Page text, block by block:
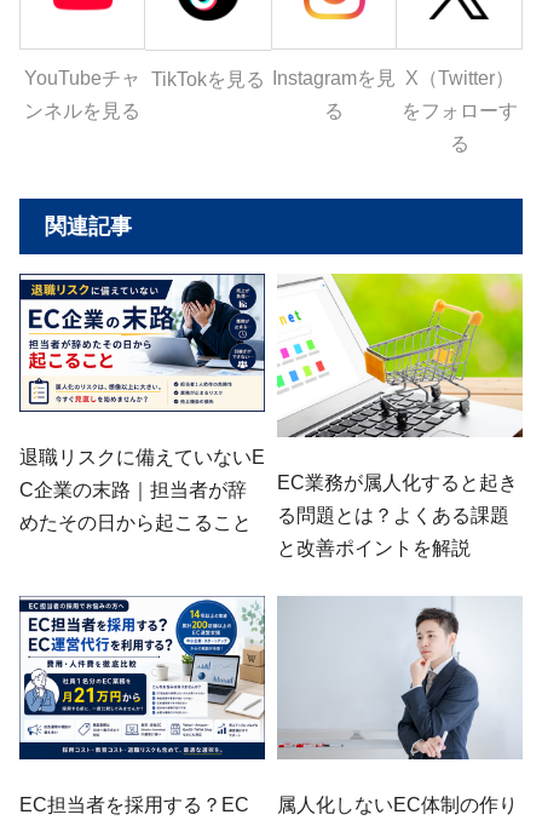
YouTubeチャ
ンネルを見る
TikTokを見る
Instagramを見
る
X（Twitter）
をフォローす
る
関連記事
退職リスクに備えていないE
C企業の末路｜担当者が辞
めたその日から起こること
EC業務が属人化すると起き
る問題とは？よくある課題
と改善ポイントを解説
EC担当者を採用する？EC
属人化しないEC体制の作り